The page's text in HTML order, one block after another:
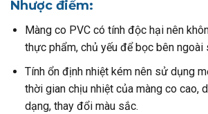
Nhược điểm:
Màng co PVC có tính độc hại nên
thực phẩm, chủ yếu để bọc bên ngoài
Tính ổn định nhiệt kém nên sử dụng
thời gian chịu nhiệt của màng co cao,
dạng, thay đổi màu sắc.